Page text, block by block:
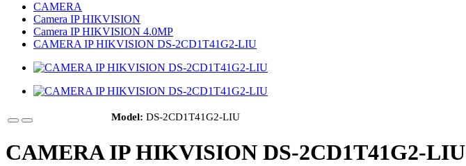
CAMERA
Camera IP HIKVISION
Camera IP HIKVISION 4.0MP
CAMERA IP HIKVISION DS-2CD1T41G2-LIU
Model: DS-2CD1T41G2-LIU
CAMERA IP HIKVISION DS-2CD1T41G2-LIU